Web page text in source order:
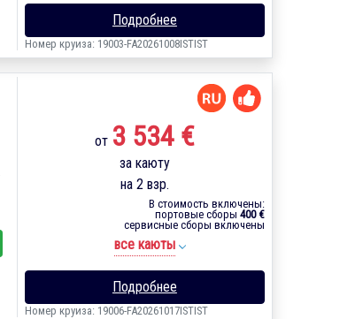
Подробнее
Номер круиза: 19003-FA20261008ISTIST
от 3 534 €
за каюту
на 2 взр.
В стоимость включены:
портовые сборы 400 €
сервисные сборы включены
все каюты
Подробнее
Номер круиза: 19006-FA20261017ISTIST